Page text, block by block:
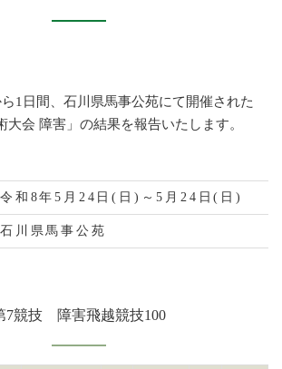
1日間、石川県馬事公苑にて開催された
大会 障害」の結果を報告いたします。
令和8年5月24日(日)～5月24日(日)
石川県馬事公苑
7競技 障害飛越競技100